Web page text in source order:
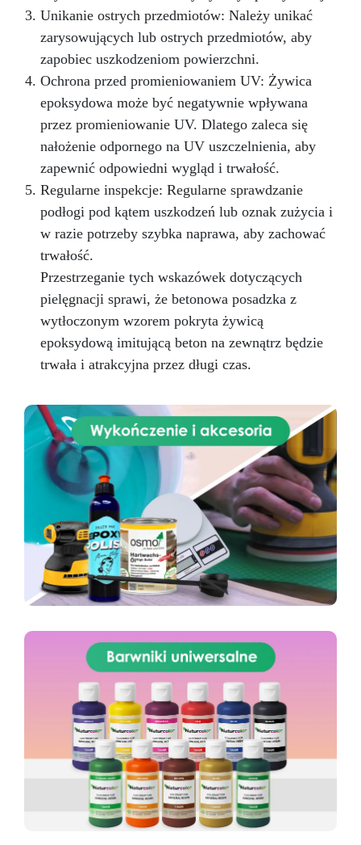
Unikanie ostrych przedmiotów: Należy unikać
zarysowujących lub ostrych przedmiotów, aby
zapobiec uszkodzeniom powierzchni.
Ochrona przed promieniowaniem UV: Żywica
epoksydowa może być negatywnie wpływana
przez promieniowanie UV. Dlatego zaleca się
nałożenie odpornego na UV uszczelnienia, aby
zapewnić odpowiedni wygląd i trwałość.
Regularne inspekcje: Regularne sprawdzanie
podłogi pod kątem uszkodzeń lub oznak zużycia i
w razie potrzeby szybka naprawa, aby zachować
trwałość.
Przestrzeganie tych wskazówek dotyczących
pielęgnacji sprawi, że betonowa posadzka z
wytłoczonym wzorem pokryta żywicą
epoksydową imitującą beton na zewnątrz będzie
trwała i atrakcyjna przez długi czas.